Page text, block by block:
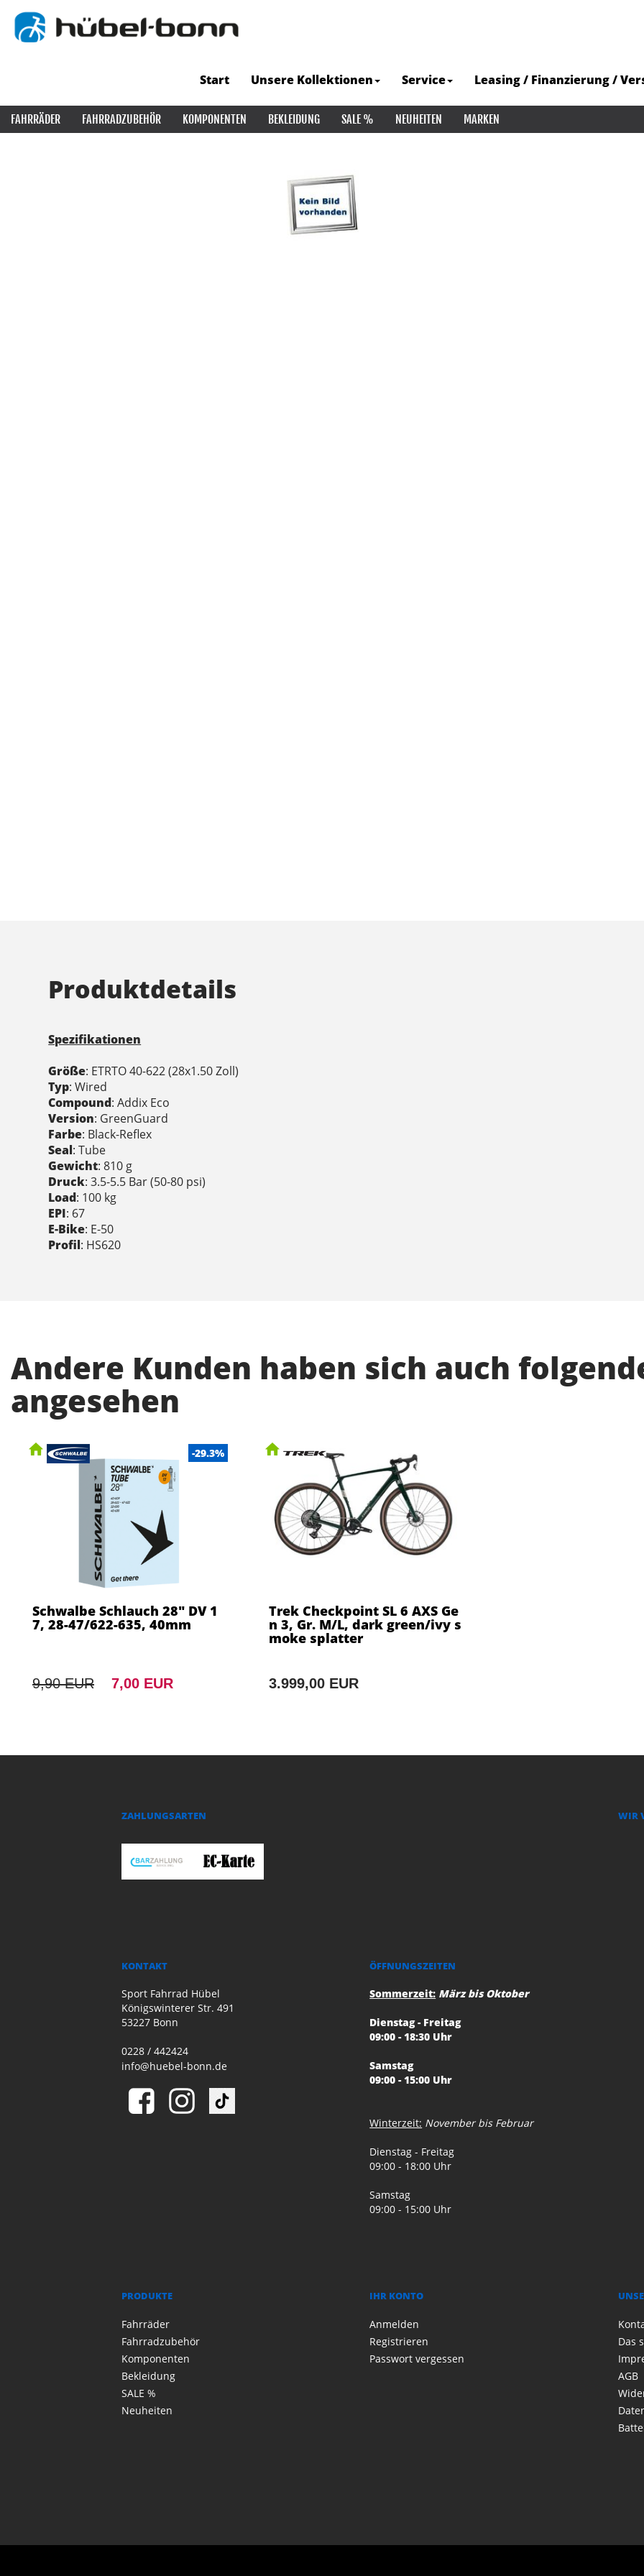
Start Unsere Kollektionen Service Leasing / Finanzierung /
FAHRRÄDER FAHRRADZUBEHÖR KOMPONENTEN BEKLEIDUNG SALE % NEUHEITEN MARKEN
Produktdetails
Spezifikationen
Größe: ETRTO 40-622 (28x1.50 Zoll)
Typ: Wired
Compound: Addix Eco
Version: GreenGuard
Farbe: Black-Reflex
Seal: Tube
Gewicht: 810 g
Druck: 3.5-5.5 Bar (50-80 psi)
Load: 100 kg
EPI: 67
E-Bike: E-50
Profil: HS620
Andere Kunden haben sich auch
angesehen
-29.3%
Schwalbe Schlauch 28" DV 1
7, 28-47/622-635, 40mm
9,90 EUR 7,00 EUR
Trek Checkpoint SL 6 AXS Ge
n 3, Gr. M/L, dark green/ivy s
moke splatter
3.999,00 EUR
ZAHLUNGSARTEN WIR
KONTAKT
Sport Fahrrad Hübel
Königswinterer Str. 491
53227 Bonn
0228 / 442424
info@huebel-bonn.de
ÖFFNUNGSZEITEN
Sommerzeit: März bis Oktober
Dienstag - Freitag
09:00 - 18:30 Uhr
Samstag
09:00 - 15:00 Uhr
Winterzeit: November bis Februar
Dienstag - Freitag
09:00 - 18:00 Uhr
Samstag
09:00 - 15:00 Uhr
PRODUKTE
Fahrräder
Fahrradzubehör
Komponenten
Bekleidung
SALE %
Neuheiten
IHR KONTO
Anmelden
Registrieren
Passwort vergessen
Das
AGB